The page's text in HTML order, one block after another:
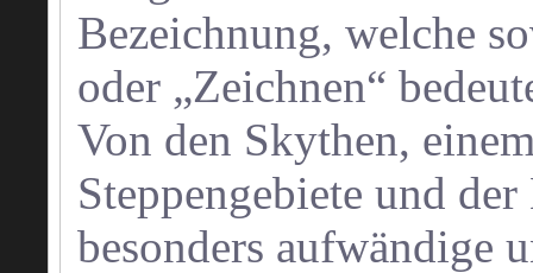
Bezeichnung, welche
oder „Zeichnen“
Von den Skythen,
Steppengebiete und
besonders aufwändige